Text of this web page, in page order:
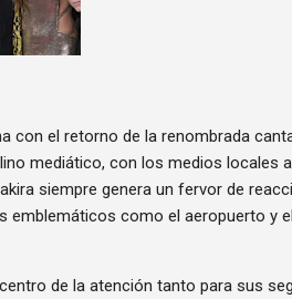
con el retorno de la renombrada
mediático, con los medios locales
siempre genera un fervor de
emblemáticos como el aeropuerto y
de la atención tanto para sus